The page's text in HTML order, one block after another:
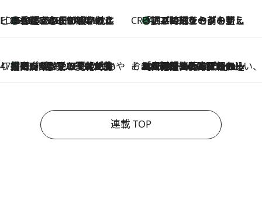
ビューティいいもの集め EDITORS' BEST
2026.8.10
35℃超えの日の夜、枕にひと吹き！ BAUMのルームスプレーが、ひのきの香りで心まで解きほぐす CREA'S CHOICE
2026.8.10
「眠る時刻をセットする」——眠りの前を整える、バルミューダの新しいアプローチ
47都道府県の手みやげ ひんやりスイーツで夏を満喫
2026.8.10
【岡山県】この夏絶対食べたい 冷やしておいしいおやつ3選 フルーツが主役のプリンやアイスが勢揃い そおだよおこの関西おいしい、おやつ紀行
2026.8.9
［大阪府箕面市］一皿一皿目の前で仕上げられる、料理を巧みに組み込んだアシェットデセールコース「ミチル アシェット デセール（Michiru assiette dessert）」
連載 TOP